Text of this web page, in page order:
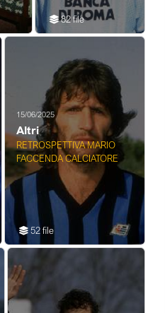
82 file
15/06/2025
Altri
RETROSPETTIVA MARIO
FACCENDA CALCIATORE
52 file